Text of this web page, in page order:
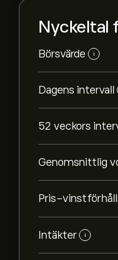
Nyckeltal
Börsvärde i
Dagens intervall
52 veckors
Genomsnittlig
Pris-
Intäkter i